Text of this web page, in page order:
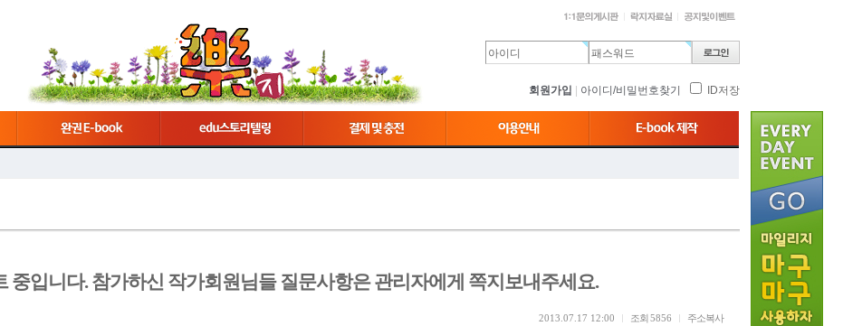
회원가입 아이디/비밀번호찾기 ID저장
중입니다. 참가하신 작가회원님들 질문사항은 관리자에게 쪽지보내주세요.
2013.07.17 12:00 조회5856 주소복사